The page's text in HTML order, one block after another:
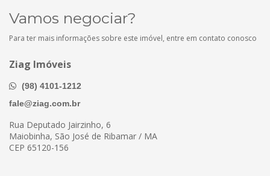
Vamos negociar?
Para ter mais informações sobre este imóvel, entre em contato conosco
Ziag Imóveis
(98) 4101-1212
fale@ziag.com.br
Rua Deputado Jairzinho, 6
Maiobinha, São José de Ribamar / MA
CEP 65120-156